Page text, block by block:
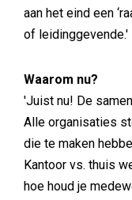
aan het eind een
of leidinggevende.'
Waarom nu?
'Juist nu! De
Alle organisaties
die te maken
Kantoor vs. thuis
hoe houd je